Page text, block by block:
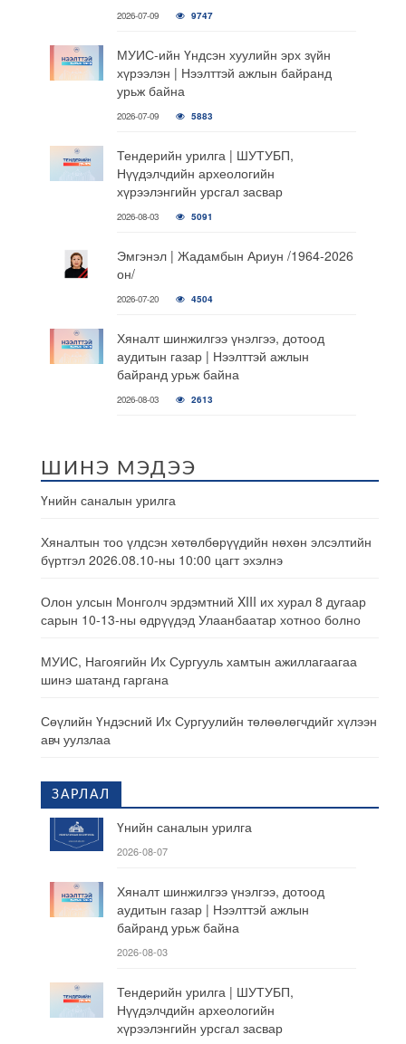
2026-07-09 9747
МУИС-ийн Үндсэн хуулийн эрх зүйн
хүрээлэн | Нээлттэй ажлын байранд
урьж байна
2026-07-09 5883
Тендерийн урилга | ШУТУБП,
Нүүдэлчдийн археологийн
хүрээлэнгийн урсгал засвар
2026-08-03 5091
Эмгэнэл | Жадамбын Ариун /1964-2026
он/
2026-07-20 4504
Хяналт шинжилгээ үнэлгээ, дотоод
аудитын газар | Нээлттэй ажлын
байранд урьж байна
2026-08-03 2613
ШИНЭ МЭДЭЭ
Үнийн саналын урилга
Хяналтын тоо үлдсэн хөтөлбөрүүдийн нөхөн элсэлтийн
бүртгэл 2026.08.10-ны 10:00 цагт эхэлнэ
Олон улсын Монголч эрдэмтний XIII их хурал 8 дугаар
сарын 10-13-ны өдрүүдэд Улаанбаатар хотноо болно
МУИС, Нагоягийн Их Сургууль хамтын ажиллагаагаа
шинэ шатанд гаргана
Сөүлийн Үндэсний Их Сургуулийн төлөөлөгчдийг хүлээн
авч уулзлаа
ЗАРЛАЛ
Үнийн саналын урилга
2026-08-07
Хяналт шинжилгээ үнэлгээ, дотоод
аудитын газар | Нээлттэй ажлын
байранд урьж байна
2026-08-03
Тендерийн урилга | ШУТУБП,
Нүүдэлчдийн археологийн
хүрээлэнгийн урсгал засвар